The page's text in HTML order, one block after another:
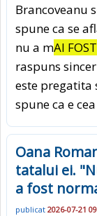
Brancoveanu
spune ca se
nu a mAI FOST
raspuns
este pregatita
spune ca e
Oana
tatalui ei.
a fost
publicat 2026-07-21